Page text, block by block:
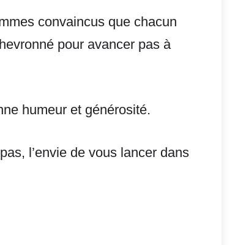
convaincus que chacun
pour avancer pas à
humeur et générosité.
l’envie de vous lancer dans